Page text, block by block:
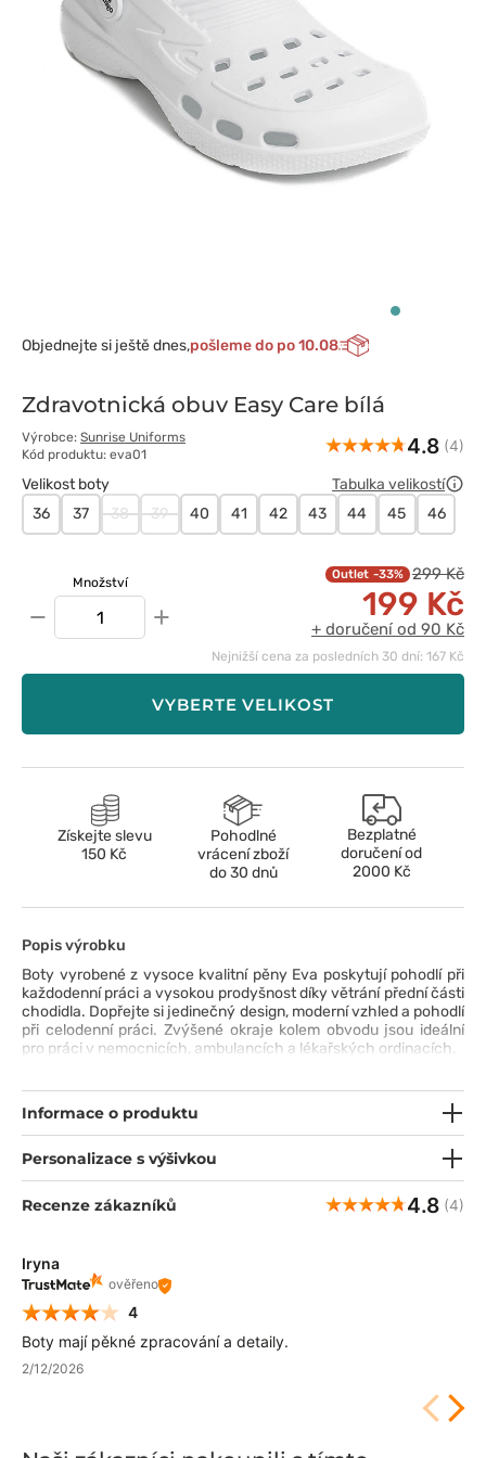
Objednejte si ještě dnes,pošleme do po 10.08
Zdravotnická obuv Easy Care bílá
Výrobce: Sunrise Uniforms
Kód produktu: eva01
4.8 (4)
Velikost boty
Tabulka velikostí
36
37 38 39 40 41 42 43 44 45 46
Množství
− +
-33% 299 Kč
199 Kč
+ doručení od 90 Kč
Nejnižší cena za posledních 30 dní: 167 Kč
VYBERTE VELIKOST
Získejte slevu
150 Kč
Pohodlné
vrácení zboží
do 30 dnů
Bezplatné
doručení od
2000 Kč
Popis výrobku
Boty vyrobené z vysoce kvalitní pěny Eva poskytují pohodlí při
každodenní práci a vysokou prodyšnost díky větrání přední části
chodidla. Dopřejte si jedinečný design, moderní vzhled a pohodlí
při celodenní práci. Zvýšené okraje kolem obvodu jsou ideální
pro práci v nemocnicích, ambulancích a lékařských ordinacích.
Informace o produktu
Personalizace s výšivkou
Recenze zákazníků 4.8 (4)
Iryna
ověřeno
4
Boty mají pěkné zpracování a detaily.
2/12/2026